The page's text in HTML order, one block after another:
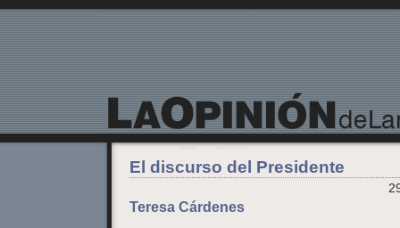
El discurso del Presidente
Teresa Cárdenes